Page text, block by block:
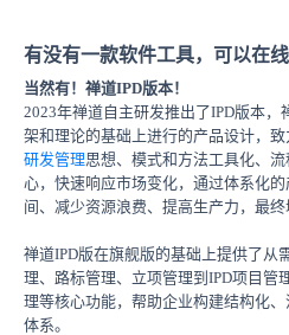
有没有一款软件工具，可以在
当然有！禅道IPD版本！
2023年禅道自主研发推出了IPD版本，
架和理论的基础上进行的产品设计，
研发管理思想、模式和方法工具化、
心，快速响应市场变化，通过体系化
间、减少资源浪费、提高生产力，最终
禅道IPD版在旗舰版的基础上提供了从
理、路标管理、立项管理到IPD项目管
理等核心功能，帮助企业构建结构化
体系。